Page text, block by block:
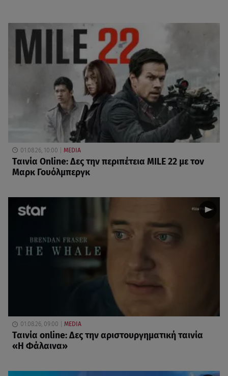
01.08.26, 10:00 MEDIA
Ταινία Online: Δες την περιπέτεια MILE 22 με τον
Μαρκ Γουόλμπεργκ
01.08.26, 09:00 MEDIA
Ταινία online: Δες την αριστουργηματική ταινία
«Η Φάλαινα»